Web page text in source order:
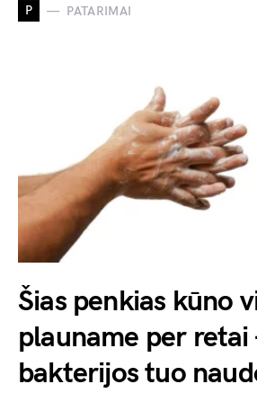
P PATARIMAI
Šias penkias kūno
plauname per retai
bakterijos tuo